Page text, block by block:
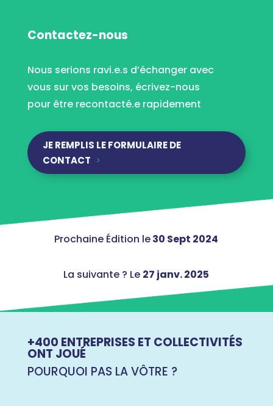
Contactez-nous
Nous serions ravi.e.s d’échanger avec
vous sur vos besoins, écrivez-nous
pour être recontacté.e rapidement
JE REMPLIS LE FORMULAIRE DE
CONTACT
Prochaine Édition le30 Sept 2024
La suivante ? Le 27 janv. 2025
+400 ENTREPRISES ET COLLECTIVITÉS
ONT JOUÉ
POURQUOI PAS LA VÔTRE ?